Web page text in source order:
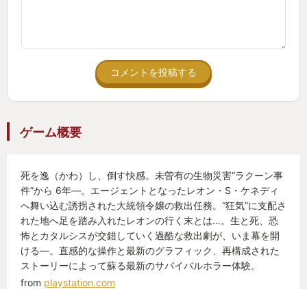
コメントを投稿する
ゲーム概要
死を逸（かわ）し、倒す快感。未曽有の生物災害“ラクーン事
件”から 6年―。エージェントとなったレオン・S・ケネディ
へ舞い込む誘拐された大統領令嬢の救出任務。“狂気”に支配さ
れた地へ足を踏み入れたレオンの行く末とは…。生と死、恐
怖とカタルシスが交錯していく過酷な救出劇が、いま幕を開
ける―。直感的な操作と最新のグラフィック、再構成された
ストーリーによって蘇る最新のサバイバルホラー体験。
from playstation.com